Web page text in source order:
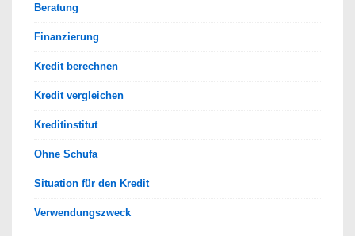
Beratung
Finanzierung
Kredit berechnen
Kredit vergleichen
Kreditinstitut
Ohne Schufa
Situation für den Kredit
Verwendungszweck